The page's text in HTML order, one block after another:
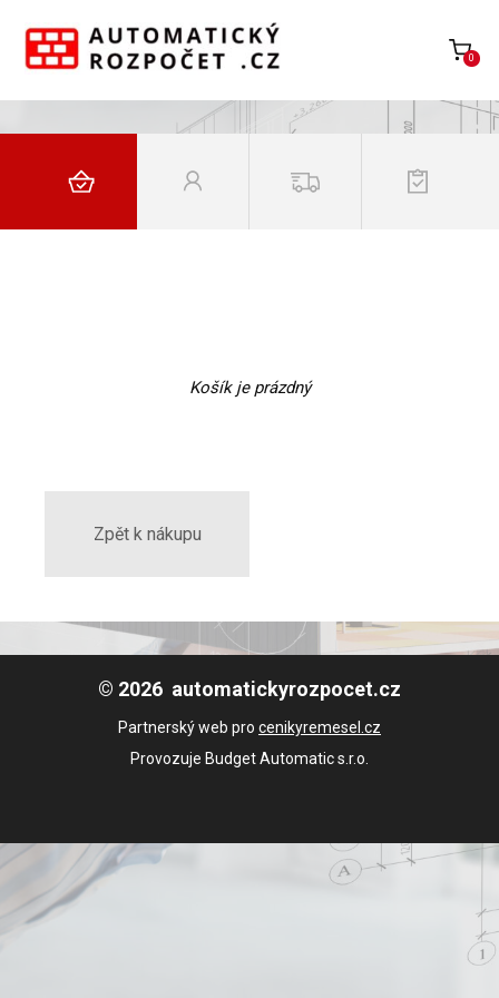
0
Košík je prázdný
Zpět k nákupu
© 2026 automatickyrozpocet.cz
Partnerský web pro cenikyremesel.cz
Provozuje Budget Automatic s.r.o.